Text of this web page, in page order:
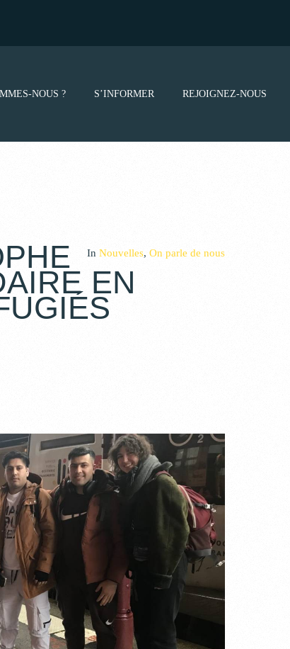
NOUS ? S’INFORMER REJOIGNEZ-NOUS
In Nouvelles, On parle de nous
EN